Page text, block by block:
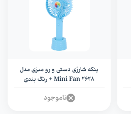
پنکه شارژی دستی و رو میزی مدل
Mini Fan 2628 + رنگ بندی
ناموجود